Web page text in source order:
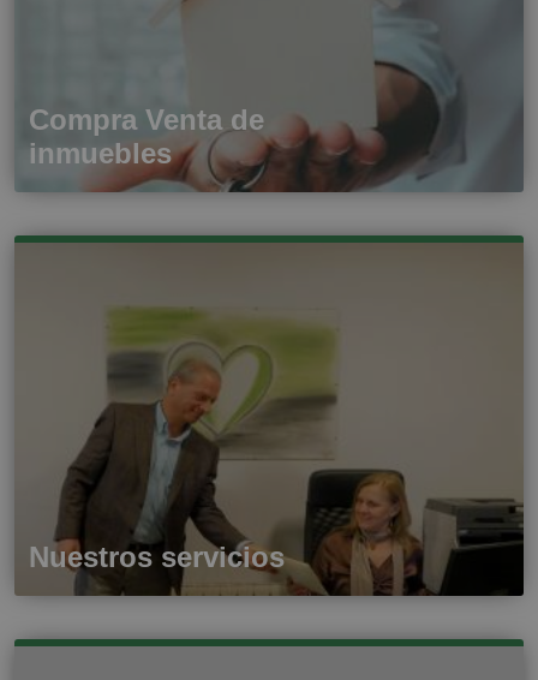
Compra Venta de
inmuebles
Nuestros servicios